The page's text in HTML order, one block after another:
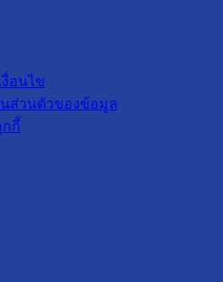
อนไข
ส่วนตัวของข้อมูล
กกี้